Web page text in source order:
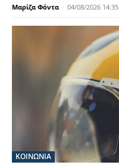
Μαρίζα Φόντα - 04/08/2026 14:35
ΚΟΙΝΩΝΙΑ